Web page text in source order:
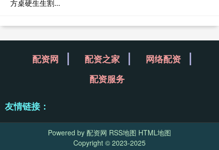
方桌硬生生割...
配资网 配资之家
网络配资
配资服务
友情链接：
Powered by 配资网 RSS地图 HTML地图
Copyright © 2023-2025